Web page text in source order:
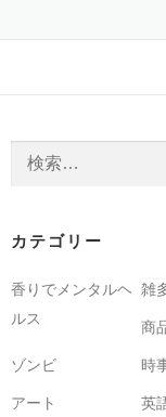
カテゴリー
香りでメンタルヘ
ルス
雑
商
ゾンビ 時
アート 英